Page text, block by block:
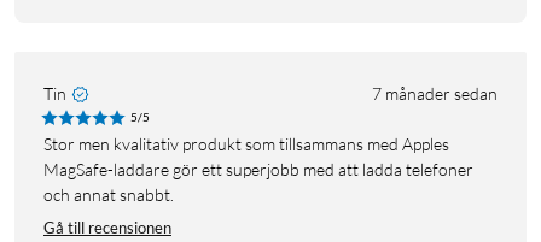
Tin 7 månader sedan
5/5
Stor men kvalitativ produkt som tillsammans med Apples
MagSafe-laddare gör ett superjobb med att ladda telefoner
och annat snabbt.
Gå till recensionen